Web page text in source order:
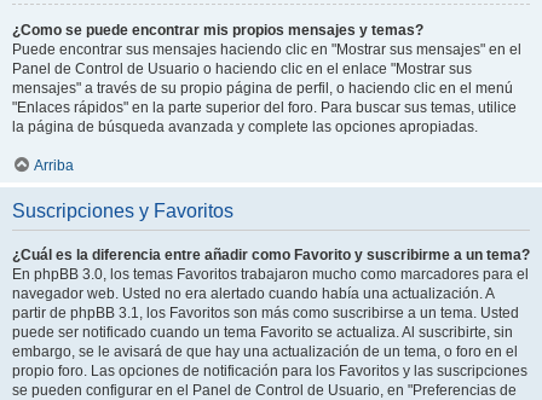
¿Como se puede encontrar mis propios mensajes y temas?
Puede encontrar sus mensajes haciendo clic en "Mostrar sus mensajes" en el
Panel de Control de Usuario o haciendo clic en el enlace "Mostrar sus
mensajes" a través de su propio página de perfil, o haciendo clic en el menú
"Enlaces rápidos" en la parte superior del foro. Para buscar sus temas, utilice
la página de búsqueda avanzada y complete las opciones apropiadas.
Arriba
Suscripciones y Favoritos
¿Cuál es la diferencia entre añadir como Favorito y suscribirme a un tema?
En phpBB 3.0, los temas Favoritos trabajaron mucho como marcadores para el
navegador web. Usted no era alertado cuando había una actualización. A
partir de phpBB 3.1, los Favoritos son más como suscribirse a un tema. Usted
puede ser notificado cuando un tema Favorito se actualiza. Al suscribirte, sin
embargo, se le avisará de que hay una actualización de un tema, o foro en el
propio foro. Las opciones de notificación para los Favoritos y las suscripciones
se pueden configurar en el Panel de Control de Usuario, en "Preferencias de